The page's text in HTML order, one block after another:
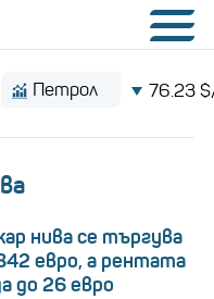
76.23 $/
нива се търгува
евро, а рентата
до 26 евро